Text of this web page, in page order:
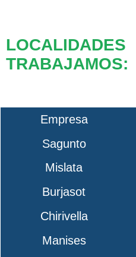
TRABAJAMOS:
Empresa
Sagunto
Mislata
Burjasot
Chirivella
Manises